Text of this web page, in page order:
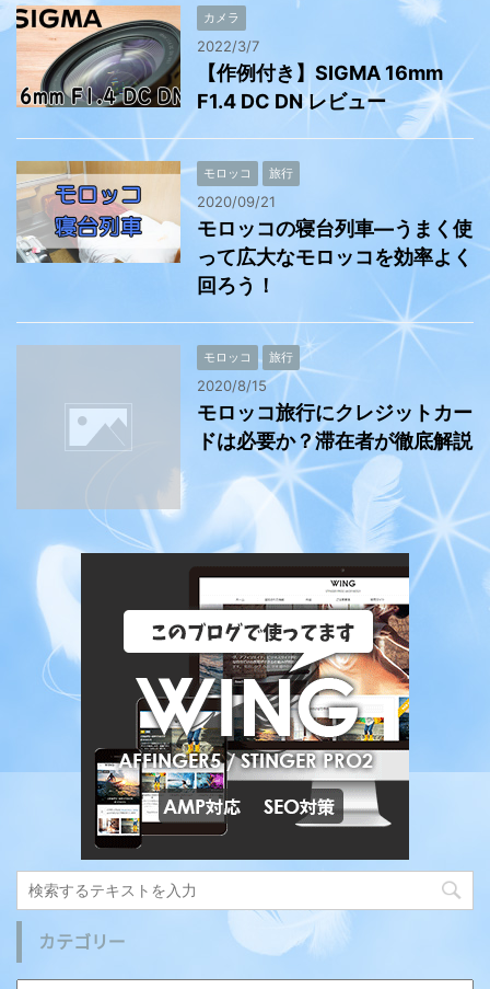
カメラ
2022/3/7
【作例付き】SIGMA 16mm
F1.4 DC DN レビュー
モロッコ 旅行
2020/09/21
モロッコの寝台列車―うまく使
って広大なモロッコを効率よく
回ろう！
モロッコ 旅行
2020/8/15
モロッコ旅行にクレジットカー
ドは必要か？滞在者が徹底解説
カテゴリー